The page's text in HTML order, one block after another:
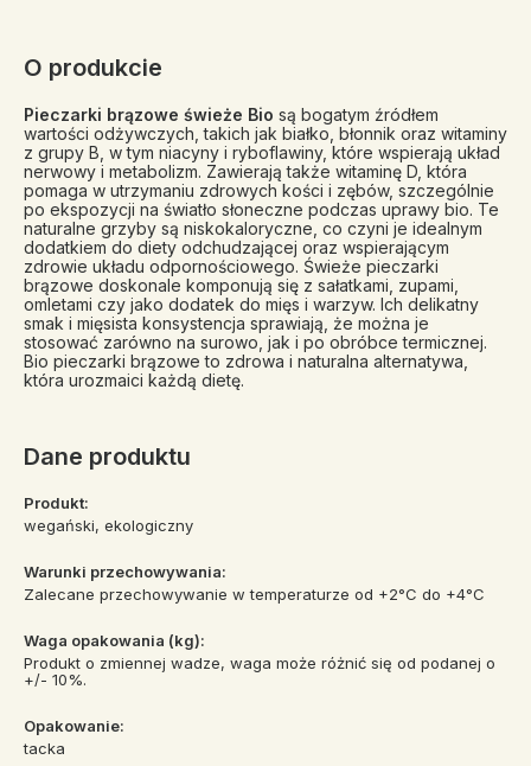
O produkcie
Pieczarki brązowe świeże Bio są bogatym źródłem
wartości odżywczych, takich jak białko, błonnik oraz witaminy
z grupy B, w tym niacyny i ryboflawiny, które wspierają układ
nerwowy i metabolizm. Zawierają także witaminę D, która
pomaga w utrzymaniu zdrowych kości i zębów, szczególnie
po ekspozycji na światło słoneczne podczas uprawy bio. Te
naturalne grzyby są niskokaloryczne, co czyni je idealnym
dodatkiem do diety odchudzającej oraz wspierającym
zdrowie układu odpornościowego. Świeże pieczarki
brązowe doskonale komponują się z sałatkami, zupami,
omletami czy jako dodatek do mięs i warzyw. Ich delikatny
smak i mięsista konsystencja sprawiają, że można je
stosować zarówno na surowo, jak i po obróbce termicznej.
Bio pieczarki brązowe to zdrowa i naturalna alternatywa,
która urozmaici każdą dietę.
Dane produktu
Produkt:
wegański, ekologiczny
Warunki przechowywania:
Zalecane przechowywanie w temperaturze od +2°C do +4°C
Waga opakowania (kg):
Produkt o zmiennej wadze, waga może różnić się od podanej o
+/- 10%.
Opakowanie:
tacka